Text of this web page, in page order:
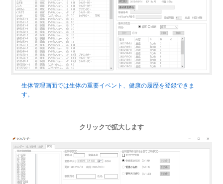
生体管理画面では生体の重要イベント、健康の履歴を登録できま
す。
クリックで拡大します